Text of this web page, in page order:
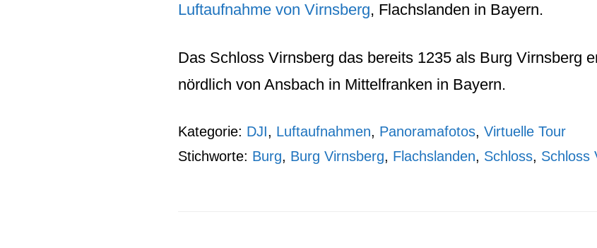
Luftaufnahme von Virnsberg, Flachslanden in Bayern.
Das Schloss Virnsberg das bereits 1235 als Burg Virnsberg
nördlich von Ansbach in Mittelfranken in Bayern.
Kategorie: DJI, Luftaufnahmen, Panoramafotos, Virtuelle Tour
Stichworte: Burg, Burg Virnsberg, Flachslanden, Schloss, Schloss